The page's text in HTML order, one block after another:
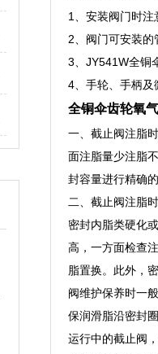
1、安装阀门时注
2、阀门可安装的
3、JY541W全铜
4、手轮、手柄及
全铜伞齿轮氧
一、截止阀注脂
面注脂量少注脂
封容量进行精确
二、截止阀注脂
密封内脂类硬化
高，一方面检查
脂置换。此外，
阀维护保养时一
保润滑脂沿密封
运行中的截止阀